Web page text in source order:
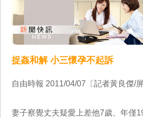
捉姦和解 小三懷孕不起訴
自由時報 2011/04/07〔記者黃良傑/屏
妻子察覺丈夫疑愛上差他7歲、年僅